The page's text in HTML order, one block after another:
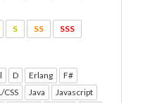
S SS SSS
D Erlang
F#
CSS Java
Javascript